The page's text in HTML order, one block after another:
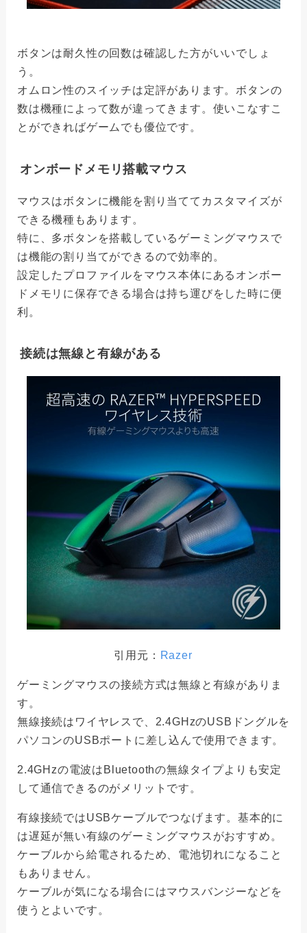
ボタンは耐久性の回数は確認した方がいいでしょ
う。
オムロン性のスイッチは定評があります。ボタンの
数は機種によって数が違ってきます。使いこなすこ
とができればゲームでも優位です。
オンボードメモリ搭載マウス
マウスはボタンに機能を割り当ててカスタマイズが
できる機種もあります。
特に、多ボタンを搭載しているゲーミングマウスで
は機能の割り当てができるので効率的。
設定したプロファイルをマウス本体にあるオンボー
ドメモリに保存できる場合は持ち運びをした時に便
利。
接続は無線と有線がある
引用元： Razer
ゲーミングマウスの接続方式は無線と有線がありま
す。
無線接続はワイヤレスで、2.4GHzのUSBドングルを
パソコンのUSBポートに差し込んで使用できます。
2.4GHzの電波はBluetoothの無線タイプよりも安定
して通信できるのがメリットです。
有線接続ではUSBケーブルでつなげます。基本的に
は遅延が無い有線のゲーミングマウスがおすすめ。
ケーブルから給電されるため、電池切れになること
もありません。
ケーブルが気になる場合にはマウスバンジーなどを
使うとよいです。